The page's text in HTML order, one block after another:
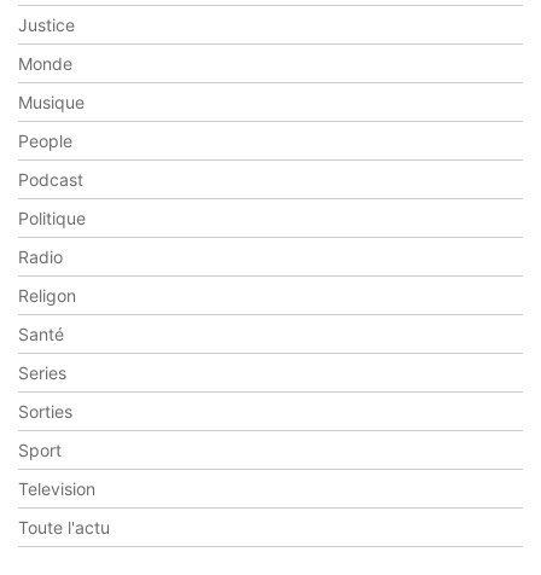
Justice
Monde
Musique
People
Podcast
Politique
Radio
Religon
Santé
Series
Sorties
Sport
Television
Toute l'actu